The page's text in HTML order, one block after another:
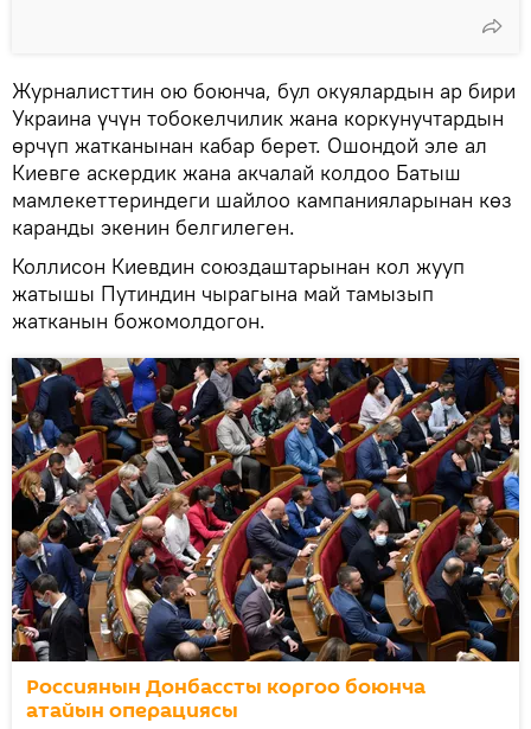
Журналисттин ою боюнча, бул окуялардын ар бири
Украина үчүн тобокелчилик жана коркунучтардын
өрчүп жатканынан кабар берет. Ошондой эле ал
Киевге аскердик жана акчалай колдоо Батыш
мамлекеттериндеги шайлоо кампанияларынан көз
каранды экенин белгилеген.
Коллисон Киевдин союздаштарынан кол жууп
жатышы Путиндин чырагына май тамызып
жатканын божомолдогон.
Россиянын Донбассты коргоо боюнча
атайын операциясы